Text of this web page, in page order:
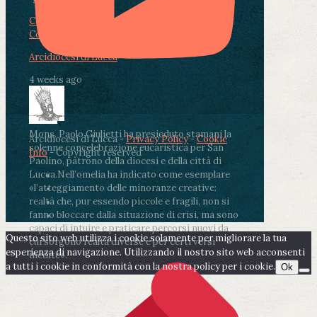
Condividi su Facebook
Condividi su LinkedIn
Arcidiocesi di Lucca
4 weeks ago
Mons. Paolo Giulietti ha presieduto stamani la
solenne concelebrazione eucaristica per San
Paolino, patrono della diocesi e della città di
Lucca.Nell’omelia ha indicato come esemplare
«l’atteggiamento delle minoranze creative:
realtà che, pur essendo piccole e fragili, non si
fanno bloccare dalla situazione di crisi, ma sono
capaci di intuire e praticare percorsi nuovi da
cui sorgono realtà diverse e per certi versi
inedite».
Arcidiocesi di Lucca -Privacy Policy-Cookie
Info- Copyright reserved
Questo sito web utilizza i cookie solamente per migliorare la tua
esperienza di navigazione. Utilizzando il nostro sito web acconsenti
a tutti i cookie in conformità con la nostra policy per i cookie. Ok